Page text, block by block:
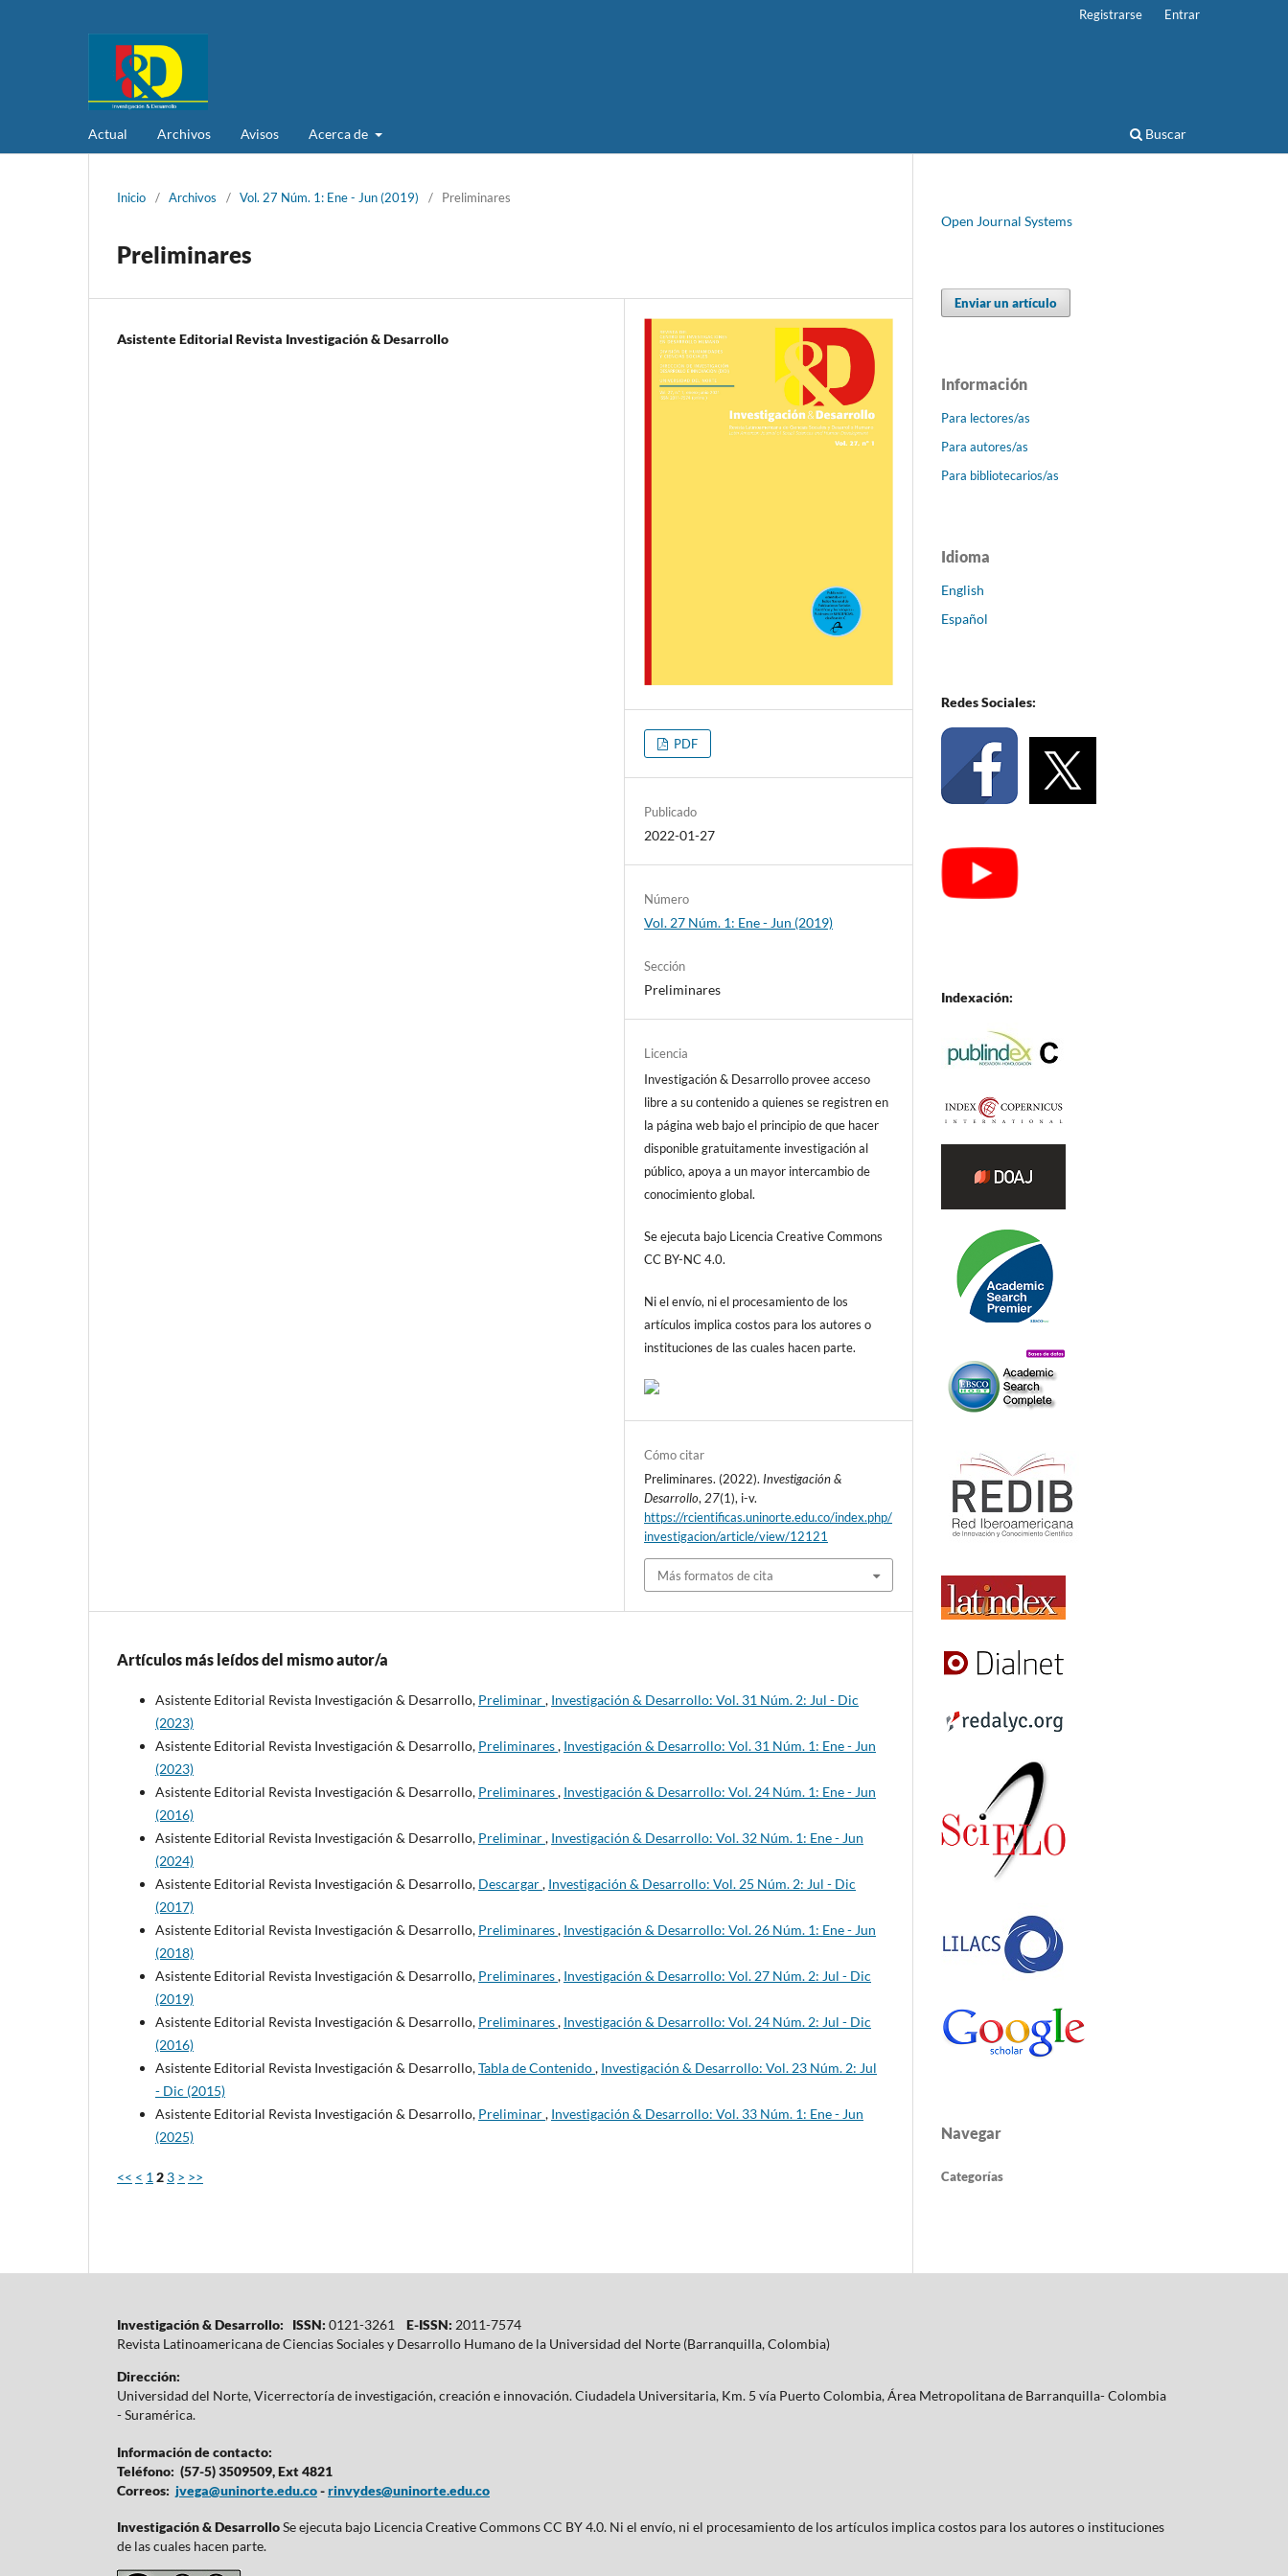
Actual Archivos Avisos Acerca de Buscar
Registrarse Entrar
Inicio / Archivos / Vol. 27 Núm. 1: Ene - Jun (2019) / Preliminares
Preliminares
Asistente Editorial Revista Investigación & Desarrollo
PDF
Publicado
2022-01-27
Número
Vol. 27 Núm. 1: Ene - Jun (2019)
Sección
Preliminares
Licencia
Investigación & Desarrollo provee acceso
libre a su contenido a quienes se registren en
la página web bajo el principio de que hacer
disponible gratuitamente investigación al
público, apoya a un mayor intercambio de
conocimiento global.
Se ejecuta bajo Licencia Creative Commons
CC BY-NC 4.0.
Ni el envío, ni el procesamiento de los
artículos implica costos para los autores o
instituciones de las cuales hacen parte.
Cómo citar
Preliminares. (2022). Investigación &
Desarrollo,27(1), i-v.
https://rcientificas.uninorte.edu.co/index.php/
investigacion/article/view/12121
Más formatos de cita
Artículos más leídos del mismo autor/a
Asistente Editorial Revista Investigación & Desarrollo, Preliminar, Investigación & Desarrollo: Vol. 31 Núm. 2: Jul - Dic
(2023)
Asistente Editorial Revista Investigación & Desarrollo, Preliminares, Investigación & Desarrollo: Vol. 31 Núm. 1: Ene - Jun
(2023)
Asistente Editorial Revista Investigación & Desarrollo, Preliminares, Investigación & Desarrollo: Vol. 24 Núm. 1: Ene - Jun
(2016)
Asistente Editorial Revista Investigación & Desarrollo, Preliminar, Investigación & Desarrollo: Vol. 32 Núm. 1: Ene - Jun
(2024)
Asistente Editorial Revista Investigación & Desarrollo, Descargar, Investigación & Desarrollo: Vol. 25 Núm. 2: Jul - Dic
(2017)
Asistente Editorial Revista Investigación & Desarrollo, Preliminares, Investigación & Desarrollo: Vol. 26 Núm. 1: Ene - Jun
(2018)
Asistente Editorial Revista Investigación & Desarrollo, Preliminares, Investigación & Desarrollo: Vol. 27 Núm. 2: Jul - Dic
(2019)
Asistente Editorial Revista Investigación & Desarrollo, Preliminares, Investigación & Desarrollo: Vol. 24 Núm. 2: Jul - Dic
(2016)
Asistente Editorial Revista Investigación & Desarrollo,Tabla de Contenido, Investigación & Desarrollo: Vol. 23 Núm. 2: Jul
- Dic (2015)
Asistente Editorial Revista Investigación & Desarrollo, Preliminar, Investigación & Desarrollo: Vol. 33 Núm. 1: Ene - Jun
(2025)
<< < 1 2 3 > >>
Open Journal Systems
Enviar un artículo
Información
Para lectores/as
Para autores/as
Para bibliotecarios/as
Idioma
English
Español
Redes Sociales:
Indexación:
Navegar
Categorías
Investigación & Desarrollo: ISSN: 0121-3261 E-ISSN: 2011-7574
Revista Latinoamericana de Ciencias Sociales y Desarrollo Humano de la Universidad del Norte (Barranquilla, Colombia)
Dirección:
Universidad del Norte, Vicerrectoría de investigación, creación e innovación. Ciudadela Universitaria, Km. 5 vía Puerto Colombia, Área Metropolitana de Barranquilla- Colombia
- Suramérica.
Información de contacto:
Teléfono: (57-5) 3509509, Ext 4821
Correos: jvega@uninorte.edu.co-rinvydes@uninorte.edu.co
Investigación & DesarrolloSe ejecuta bajo Licencia Creative Commons CC BY 4.0. Ni el envío, ni el procesamiento de los artículos implica costos para los autores o instituciones
de las cuales hacen parte.